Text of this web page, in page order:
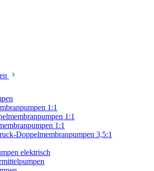
1:1
1:1
1:1
Doppelmembranpumpen 3,5:1
elektrisch